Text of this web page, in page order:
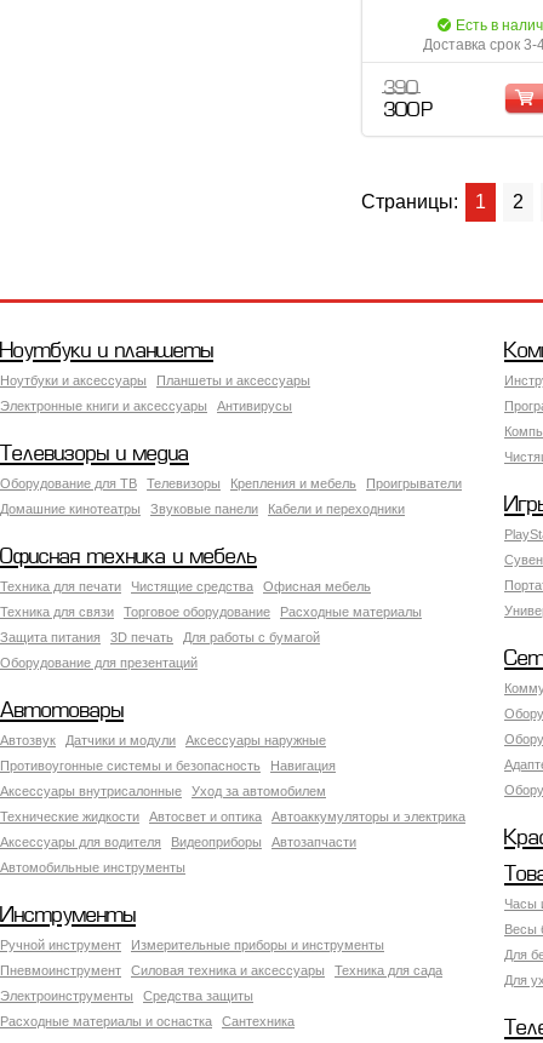
Есть в
Доставка срок 3-
390
300 Р
Страницы: 1 2
Ноутбуки и планшеты
Ноутбуки и аксессуары
Планшеты и аксессуары
Электронные книги и аксессуары
Антивирусы
Телевизоры и медиа
Оборудование для ТВ Телевизоры Крепления и мебель
Проигрыватели
Домашние кинотеатры
Звуковые панели Кабели и переходники
Офисная техника и мебель
Техника для печати Чистящие средства
Офисная мебель
Техника для связи
Торговое оборудование
Расходные материалы
Защита питания
3D печать
Для работы с бумагой
Оборудование для презентаций
Автотовары
Автозвук Датчики и модули
Аксессуары наружные
Противоугонные системы и безопасность
Навигация
Аксесcуары внутрисалонные
Уход за автомобилем
Технические жидкости
Автосвет и оптика
Автоаккумуляторы и электрика
Аксессуары для водителя
Видеоприборы
Автозапчасти
Автомобильные инструменты
Часы
Весы
Для
Для
Инструменты
Ручной инструмент
Измерительные приборы и инструменты
Пневмоинструмент
Силовая техника и аксессуары
Техника для сада
Электроинструменты
Средства защиты
Расходные материалы и оснастка
Сантехника